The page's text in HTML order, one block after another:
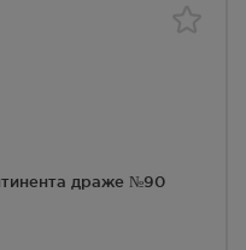
драже №90